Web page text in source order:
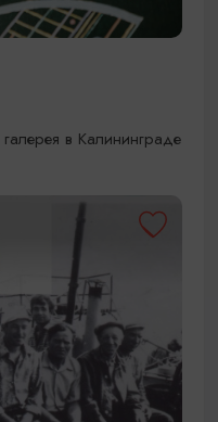
в Калининграде